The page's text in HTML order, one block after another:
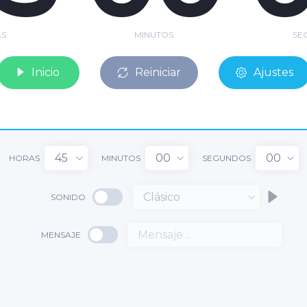
MINUTOS
Inicio Reiniciar Ajustes
HORAS 45 MINUTOS 00 SEGUNDOS 00
SONIDO Clásico
MENSAJE